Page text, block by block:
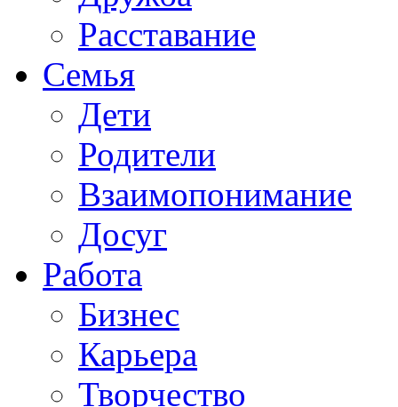
Расставание
Семья
Дети
Родители
Взаимопонимание
Досуг
Работа
Бизнес
Карьера
Творчество